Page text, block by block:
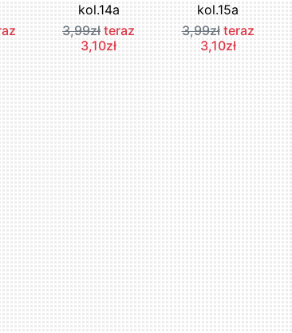
kol.14a
3,99zł teraz
3,10zł
kol.15a
3,99zł teraz
3,10zł